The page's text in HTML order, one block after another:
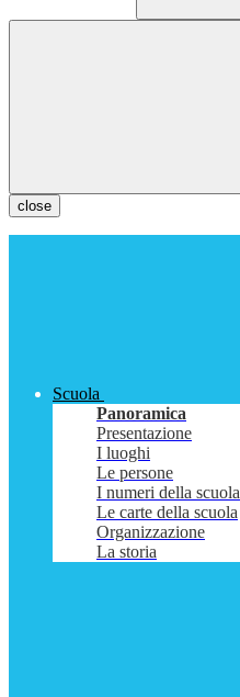
close
Scuola
Panoramica
Presentazione
I luoghi
Le persone
I numeri della scuola
Le carte della scuola
Organizzazione
La storia